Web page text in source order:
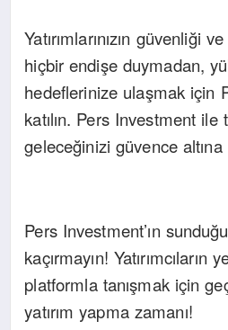
Yatırımlarınızın güvenliği
hiçbir endişe duymadan,
hedeflerinize ulaşmak için
katılın. Pers Investment ile
geleceğinizi güvence altına
Pers Investment’ın
kaçırmayın!
platformla tanışmak için
yatırım yapma zamanı!